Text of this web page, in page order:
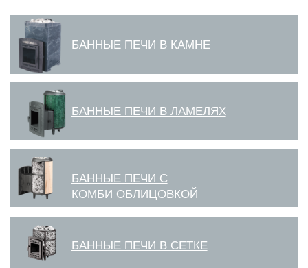
БАННЫЕ ПЕЧИ С
КОМБИ ОБЛИЦОВКОЙ